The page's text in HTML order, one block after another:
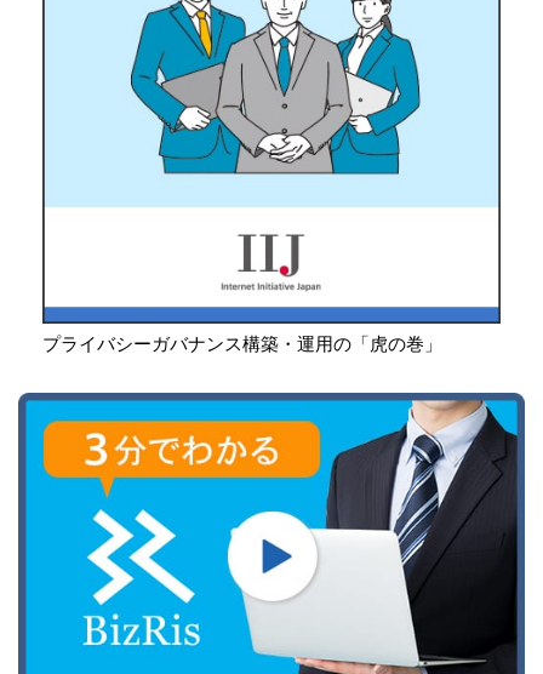
プライバシーガバナンス構築・運用の「虎の巻」